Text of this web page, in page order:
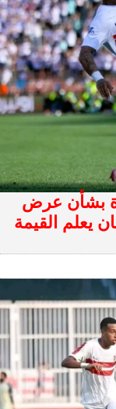
بشأن عرض
يعلم القيمة